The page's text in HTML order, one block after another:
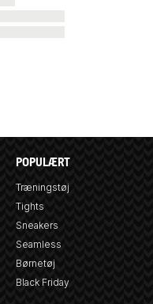
POPULÆRT
Træningstøj
Tights
Sneakers
Seamless
Børnetøj
Black Friday